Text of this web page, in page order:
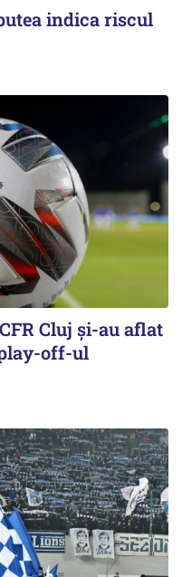
indica riscul
Cluj și-au aflat
off-ul